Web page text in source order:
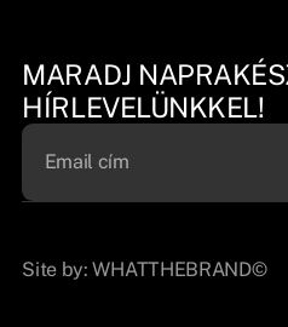
MARADJ
HÍRLEVELÜNKKEL!
Site by:WHATTHEBRAND©